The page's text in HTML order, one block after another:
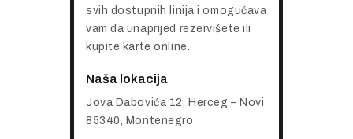
svih dostupnih linija i omogućava
vam da unaprijed rezervišete ili
kupite karte online.
Naša lokacija
Jova Dabovića 12, Herceg – Novi
85340, Montenegro